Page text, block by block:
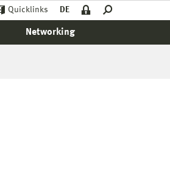
Quicklinks DE
Networking